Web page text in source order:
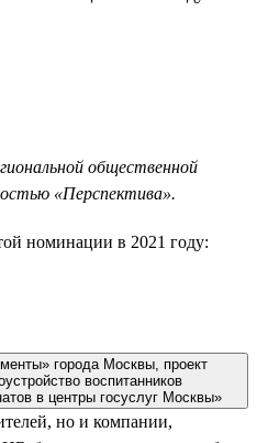
общественной
«Перспектива».
номинации в 2021 году:
города Москвы, проект
воспитанников
в центры госуслуг Москвы»
но и компании,